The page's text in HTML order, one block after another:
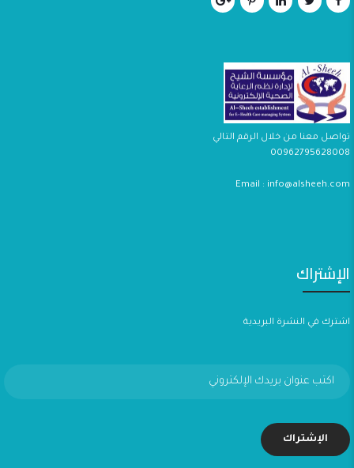
تواصل معنا من خلال الرقم التالي
00962795628008
Email : info@alsheeh.com
الإشتراك
اشترك في النشرة البريدية